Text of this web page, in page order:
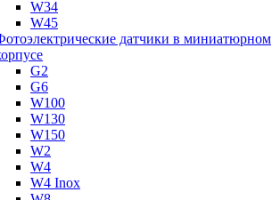
W34
W45
датчики в миниатюрном
G2
G6
W100
W130
W150
W2
W4
W4 Inox